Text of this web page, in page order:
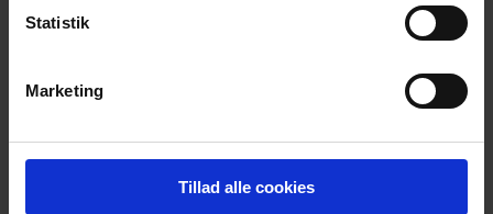
Statistik
Marketing
Tillad alle cookies
На сайті Givencykel.dk ви можете
щоб легко пересуватися по новій
Потрібен велосипед?